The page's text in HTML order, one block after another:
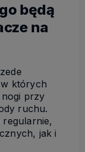
będą
na
których
przy
ruchu.
jak i